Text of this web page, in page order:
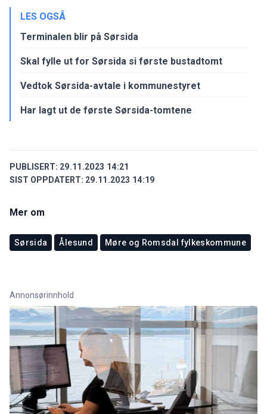
LES OGSÅ
Terminalen blir på Sørsida
Skal fylle ut for Sørsida si første bustadtomt
Vedtok Sørsida-avtale i kommunestyret
Har lagt ut de første Sørsida-tomtene
PUBLISERT: 29.11.2023 14:21
SIST OPPDATERT: 29.11.2023 14:19
Mer om
Sørsida Ålesund Møre og Romsdal fylkeskommune
Annonsørinnhold